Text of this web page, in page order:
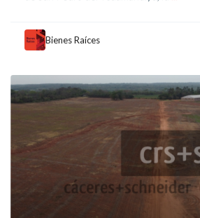
Bienes Raíces